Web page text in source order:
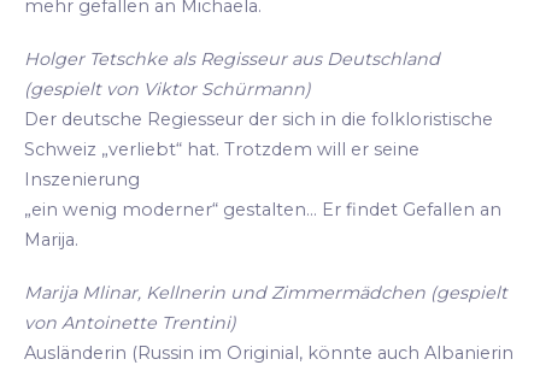
mehr gefallen an Michaela.
Holger Tetschke als Regisseur aus Deutschland
(gespielt von Viktor Schürmann)
Der deutsche Regiesseur der sich in die folkloristische
Schweiz „verliebt“ hat. Trotzdem will er seine
Inszenierung
„ein wenig moderner“ gestalten... Er findet Gefallen an
Marija.
Marija Mlinar, Kellnerin und Zimmermädchen (gespielt
von Antoinette Trentini)
Ausländerin (Russin im Originial, könnte auch Albanierin